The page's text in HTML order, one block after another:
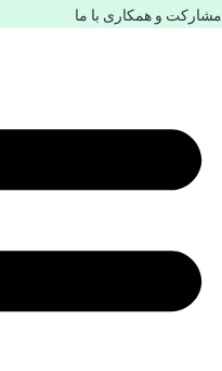
مشاركت و همكاری با ما